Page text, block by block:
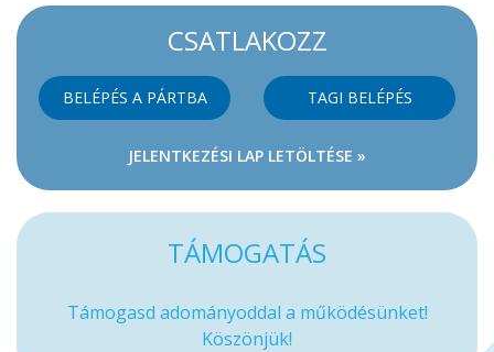
CSATLAKOZZ
BELÉPÉS A PÁRTBA TAGI BELÉPÉS
JELENTKEZÉSI LAP LETÖLTÉSE »
TÁMOGATÁS
Támogasd adományoddal a működésünket!
Köszönjük!